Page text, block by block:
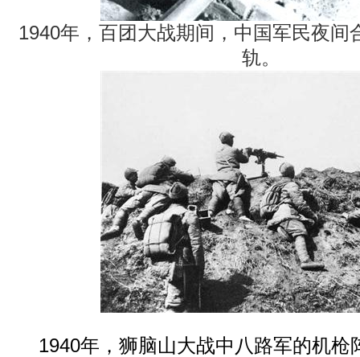
1940年，百团大战期间，中国军民夜间
轨。
1940年，狮脑山大战中八路军的机枪